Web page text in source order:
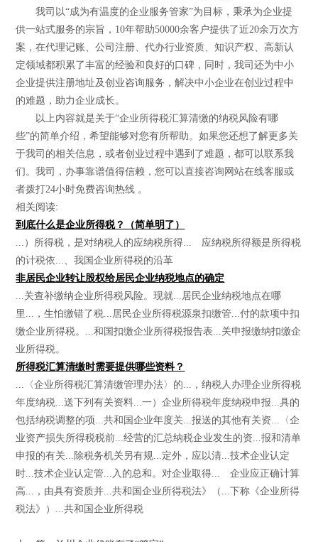
我司以“成为有温度的企业服务管家”为目标，秉承为企业提
供一站式服务的宗旨，10年帮助50000余客户提供了近20余万次方
案，在代理记账、公司注册、代办行业资质、知识产权、高新认
定领域都积累了丰富的经验和良好的口碑，同时，我司还为中小
企业提供注册地址及创业咨询服务，解决中小企业在创业过程中
的难题，助力企业成长。
以上内容就是关于“企业所得税汇算清缴的纳税风险有哪
些”的简单介绍，希望能够对您有所帮助。如果您还想了解更多关
于我司的相关信息，或者创业过程中遇到了难题，都可以联系我
们。我司，办事靠谱值得信赖，您可以直接咨询网站在线客服或
者拨打24小时免费咨询热线 。
相关阅读:
到底什么是企业所得税？（简单明了）
...）所得税，是对纳税人的应纳税所得... 应纳税所得额是所得税
的计税依...、我国企业所得税的沿革
非居民企业转让股权给居民企业纳税地点的确定
...关查补缴纳企业所得税风险。现就...居民企业纳税地点在哪
里...，生怕缴错了税...居民企业所得税源泉扣缴管...付的款项中扣
缴企业所得税。...和国扣缴企业所得税报告表...关申报缴纳扣缴企
业所得税。
所得税汇算清缴时需要提供哪些资料？
...〈企业所得税汇算清缴管理办法〉的...，纳税人办理企业所得税
年度纳税...送下列有关资料...一）企业所得税年度纳税申报...具的
包括纳税调整的项...共和国企业年度关...报送的其他有关资...〈企
业资产损失所得税税前...经营的汇总纳税企业发生的资...报和清单
申报的有关...除税务机关另有规...定外，应以清...技术企业认定
时...技术企业认定管...入的总和。对企业取得... 企业应正确计算
高...，由具有资质并...共和国企业所得税法》（...下称《企业所得
税法》）...共和国企业所得税